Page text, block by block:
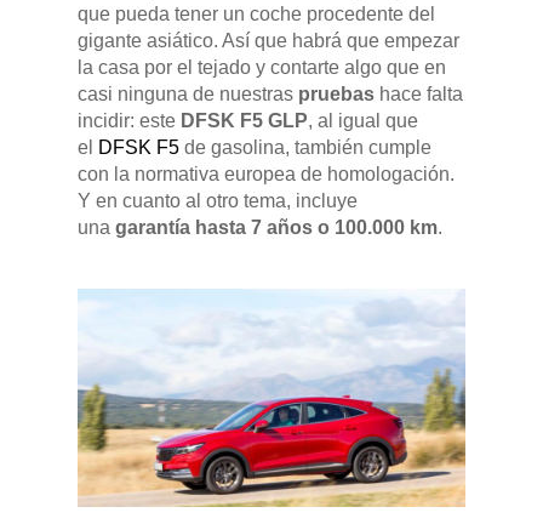
que pueda tener un coche procedente del
gigante asiático. Así que habrá que empezar
la casa por el tejado y contarte algo que en
casi ninguna de nuestras pruebas hace falta
incidir: este DFSK F5 GLP, al igual que
el DFSK F5 de gasolina, también cumple
con la normativa europea de homologación.
Y en cuanto al otro tema, incluye
una garantía hasta 7 años o 100.000 km.